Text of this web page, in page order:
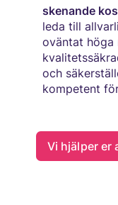
skenande
leda till
oväntat höga
och
kompetent
Vi hjälper er